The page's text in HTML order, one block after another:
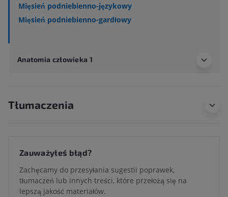
Mięsień podniebienno-językowy
Mięsień podniebienno-gardłowy
Anatomia człowieka 1
Tłumaczenia
Zauważyłeś błąd?
Zachęcamy do przesyłania sugestii poprawek,
tłumaczeń lub innych treści, które przełożą się na
lepszą jakość materiałów.